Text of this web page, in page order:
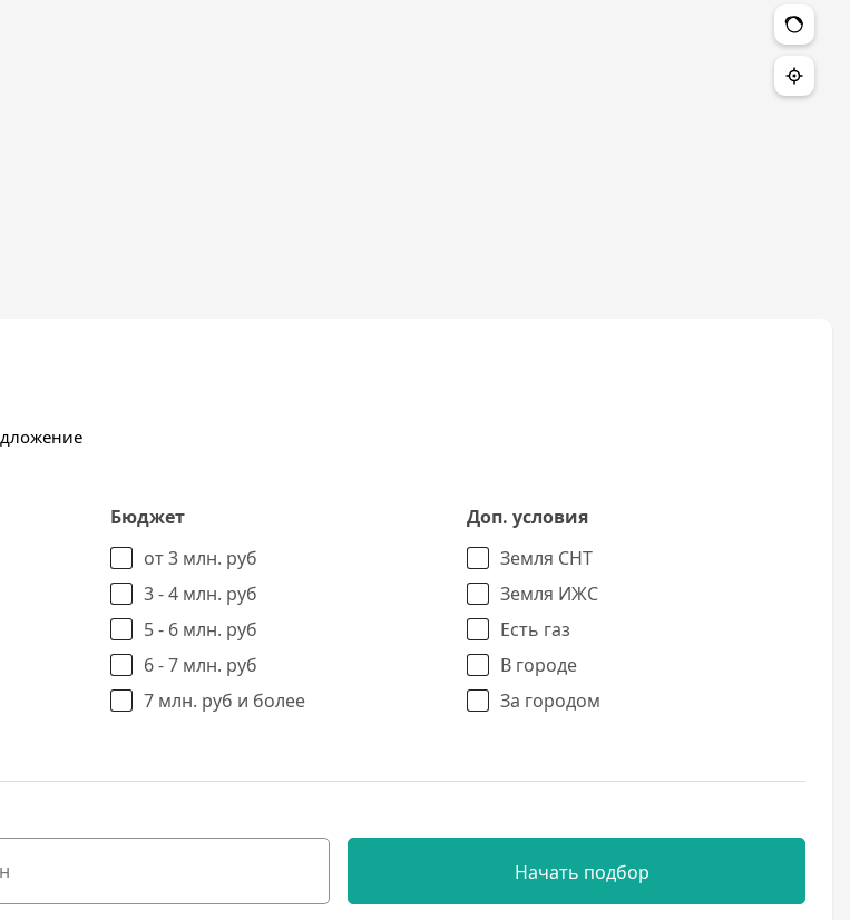
Бюджет
от 3 млн. руб
3 - 4 млн. руб
5 - 6 млн. руб
6 - 7 млн. руб
7 млн. руб и более
Доп. условия
Земля СНТ
Земля ИЖС
Есть газ
В городе
За городом
Начать подбор